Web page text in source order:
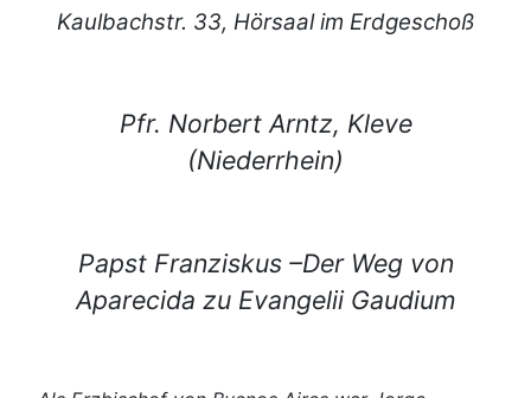
Kaulbachstr. 33, Hörsaal im Erdgeschoß
Pfr. Norbert Arntz, Kleve
(Niederrhein)
Papst Franziskus –Der Weg von
Aparecida zu Evangelii Gaudium